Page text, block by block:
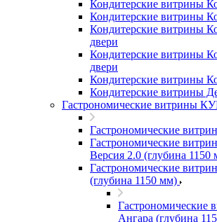
Кондитерские витрины
Кондитерские витрины
Кондитерские витрины
двери
Кондитерские витрины
двери
Кондитерские витрины
Кондитерские витрины
Гастрономические витрины
Гастрономические
Гастрономические
Версия 2.0 (глубина 1150
Гастрономические
(глубина 1150 мм)
Гастрономические
Ангара (глубина